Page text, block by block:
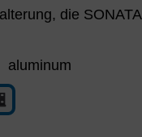
die
aluminum